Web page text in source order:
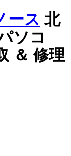
北
ソコ
＆ 修理